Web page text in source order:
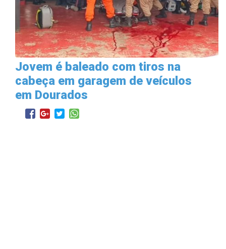
Jovem é baleado com tiros na
cabeça em garagem de veículos
em Dourados